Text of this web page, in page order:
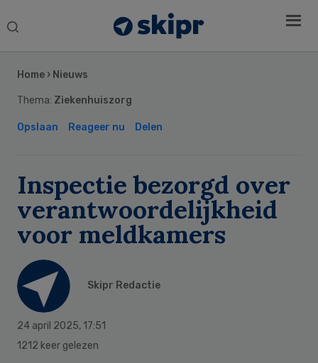
Search
Home › Nieuws
Thema: Ziekenhuiszorg
Opslaan Reageer nu Delen
Inspectie bezorgd over
verantwoordelijkheid
voor meldkamers
Skipr Redactie
24 april 2025, 17:51
1212 keer gelezen
Sidebar